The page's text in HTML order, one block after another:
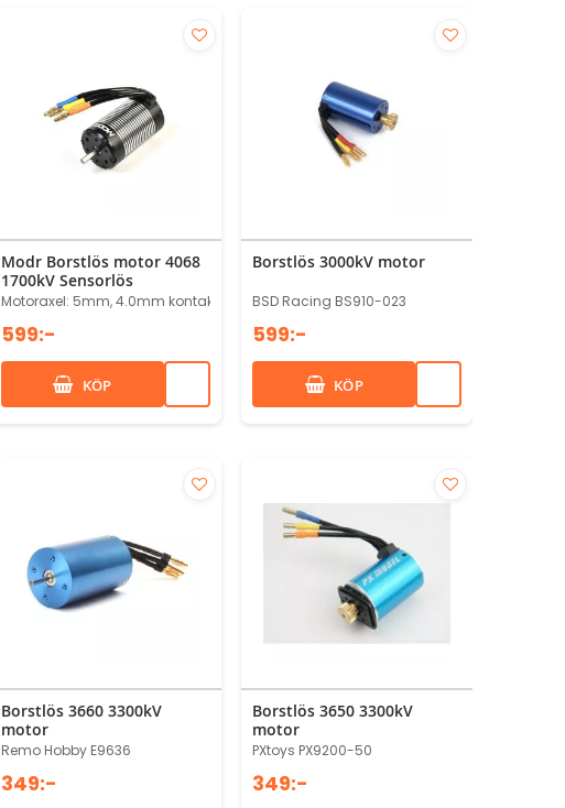
Modr Borstlös motor 4068
1700kV Sensorlös
Motoraxel: 5mm, 4.0mm kontakter
599:-
KÖP
Borstlös 3000kV motor
BSD Racing BS910-023
599:-
KÖP
Borstlös 3660 3300kV
motor
Remo Hobby E9636
349:-
Borstlös 3650 3300kV
motor
PXtoys PX9200-50
349:-